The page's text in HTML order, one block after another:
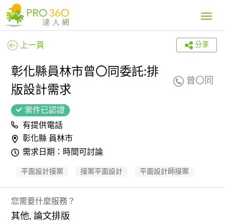
Toggle
上一頁 分享
彰化縣員林市曾〇同委託:排
版設計需求
曾〇同
案件已認證
有提供電話
彰化縣 員林市
需求日期：時間可討論
平面設計接案 接案平面設計 平面設計師接案
您需要什麼服務？
其他, 論文排版